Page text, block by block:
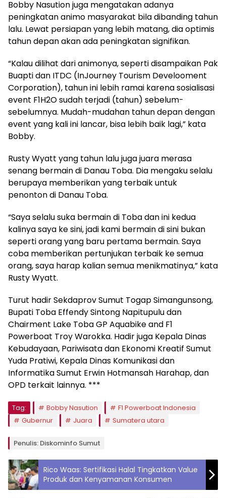
Bobby Nasution juga mengatakan adanya
peningkatan animo masyarakat bila dibanding tahun
lalu. Lewat persiapan yang lebih matang, dia optimis
tahun depan akan ada peningkatan signifikan.
“Kalau dilihat dari animonya, seperti disampaikan Pak
Buapti dan ITDC (InJourney Tourism Develooment
Corporation), tahun ini lebih ramai karena sosialisasi
event F1H2O sudah terjadi (tahun) sebelum-
sebelumnya. Mudah-mudahan tahun depan dengan
event yang kali ini lancar, bisa lebih baik lagi,” kata
Bobby.
Rusty Wyatt yang tahun lalu juga juara merasa
senang bermain di Danau Toba. Dia mengaku selalu
berupaya memberikan yang terbaik untuk
penonton di Danau Toba.
“Saya selalu suka bermain di Toba dan ini kedua
kalinya saya ke sini, jadi kami bermain di sini bukan
seperti orang yang baru pertama bermain. Saya
coba memberikan pertunjukan terbaik ke semua
orang, saya harap kalian semua menikmatinya,” kata
Rusty Wyatt.
Turut hadir Sekdaprov Sumut Togap Simangunsong,
Bupati Toba Effendy Sintong Napitupulu dan
Chairment Lake Toba GP Aquabike and F1
Powerboat Troy Warokka. Hadir juga Kepala Dinas
Kebudayaan, Pariwisata dan Ekonomi Kreatif Sumut
Yuda Pratiwi, Kepala Dinas Komunikasi dan
Informatika Sumut Erwin Hotmansah Harahap, dan
OPD terkait lainnya. ***
Tag: Bobby Nasution
F1 Powerboat Indonesia
Gubernur
Juara Sumatera utara
Penulis: Diskominfo Sumut
Rico Waas: Sertifikasi Halal Tingkatkan Value
Produk dan Kenyamanan Konsumen